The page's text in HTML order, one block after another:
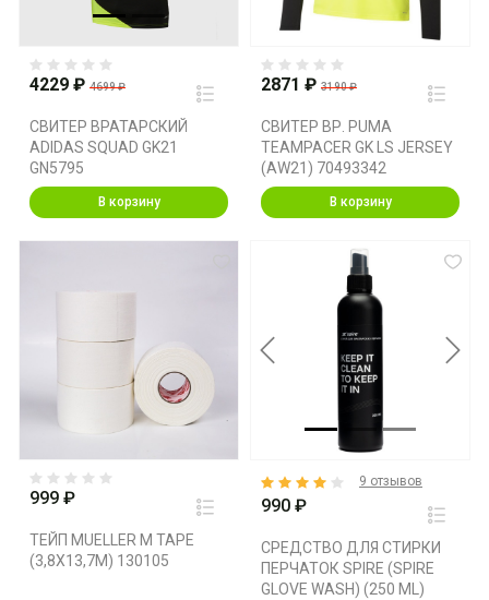
4229 ₽ 4699 ₽
СВИТЕР ВРАТАРСКИЙ
ADIDAS SQUAD GK21
GN5795
В корзину
2871 ₽ 3190 ₽
СВИТЕР ВР. PUMA
TEAMPACER GK LS JERSEY
(AW21) 70493342
В корзину
999 ₽
ТЕЙП MUELLER M TAPE
(3,8X13,7M) 130105
Previous Next
990 ₽
СРЕДСТВО ДЛЯ СТИРКИ
ПЕРЧАТОК SPIRE (SPIRE
GLOVE WASH) (250 ML)
9 отзывов